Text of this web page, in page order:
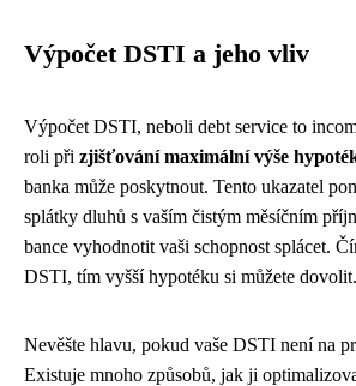
Výpočet DSTI a jeho vliv
Výpočet DSTI, neboli debt service to
roli při zjišťování maximální výše
banka může poskytnout. Tento ukazatel
splátky dluhů s vaším čistým měsíčním
bance vyhodnotit vaši schopnost splácet.
DSTI, tím vyšší hypotéku si můžete dovolit.
Nevěšte hlavu, pokud vaše DSTI není na
Existuje mnoho způsobů, jak ji